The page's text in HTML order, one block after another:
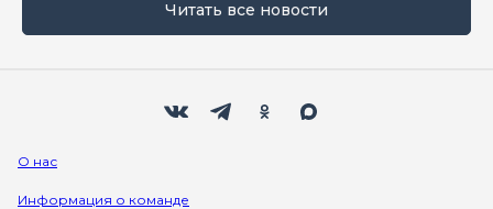
Читать все новости
О нас
Информация о команде